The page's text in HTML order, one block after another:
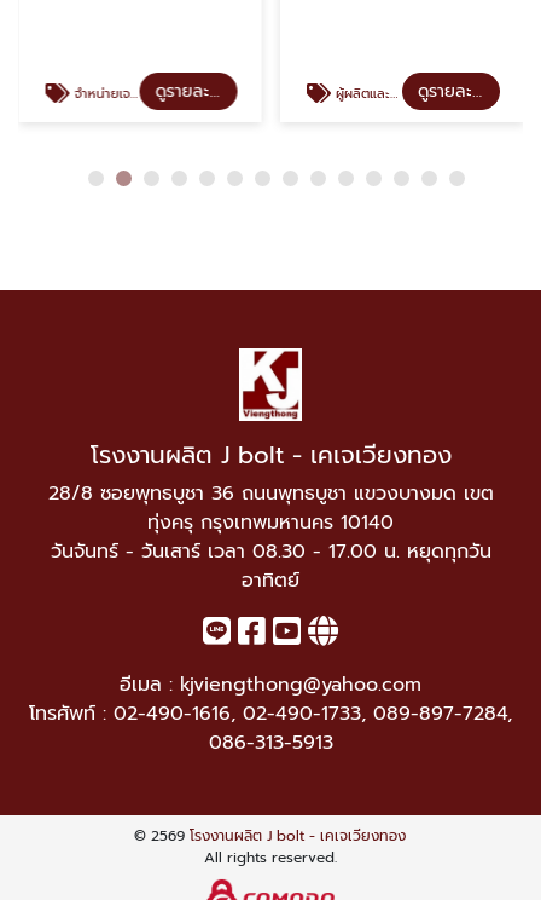
จำหน่ายเจโบลท์ ดูรายละเอียด ผู้ผลิตและจำหน่ายเจโบลท์ เพลท ราคาโรงงาน ดูรายละเอียด
โรงงานผลิต J bolt - เคเจเวียงทอง
28/8 ซอยพุทธบูชา 36 ถนนพุทธบูชา แขวงบางมด เขต
ทุ่งครุ กรุงเทพมหานคร 10140
วันจันทร์ - วันเสาร์ เวลา 08.30 - 17.00 น. หยุดทุกวัน
อาทิตย์
อีเมล : kjviengthong@yahoo.com
โทรศัพท์ : 02-490-1616, 02-490-1733, 089-897-7284,
086-313-5913
© 2569โรงงานผลิต J bolt - เคเจเวียงทอง
All rights reserved.